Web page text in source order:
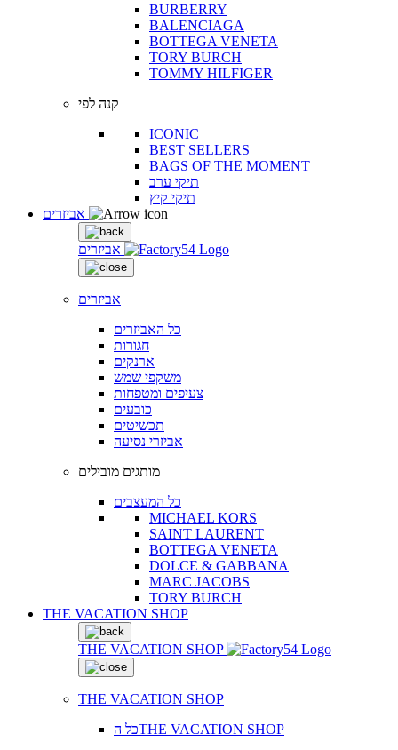
BURBERRY
BALENCIAGA
BOTTEGA VENETA
TORY BURCH
TOMMY HILFIGER
קנה לפי
ICONIC
BEST SELLERS
BAGS OF THE MOMENT
תיקי ערב
תיקי קיץ
אביזרים
אביזרים
כל האביזרים
חגורות
ארנקים
משקפי שמש
צעיפים ומטפחות
כובעים
תכשיטים
אביזרי נסיעה
מותגים מובילים
כל המעצבים
MICHAEL KORS
SAINT LAURENT
BOTTEGA VENETA
DOLCE & GABBANA
MARC JACOBS
TORY BURCH
THE VACATION SHOP
THE VACATION SHOP
THE VACATION SHOP
כל הTHE VACATION SHOP